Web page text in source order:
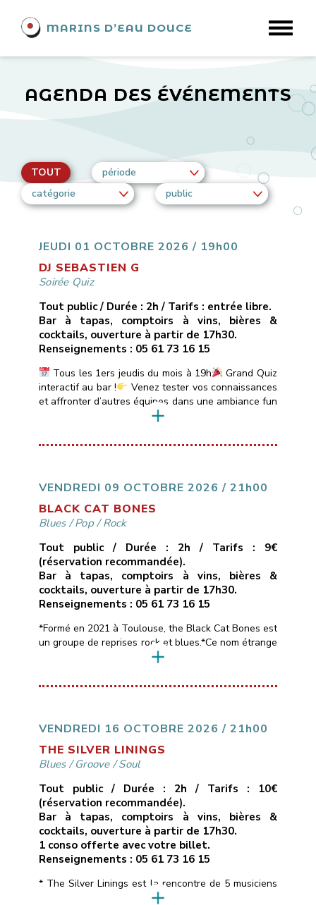
MARINS D’EAU DOUCE
AGENDA DES ÉVÉNEMENTS
TOUT
période
catégorie
public
JEUDI 01 OCTOBRE 2026 / 19h00
DJ SEBASTIEN G
Soirée Quiz
Tout public / Durée : 2h / Tarifs : entrée libre.
Bar à tapas, comptoirs à vins, bières &
cocktails, ouverture à partir de 17h30.
Renseignements : 05 61 73 16 15
Tous les 1ers jeudis du mois à 19h
Grand Quiz
interactif au bar !
Venez tester vos connaissances
et affronter d’autres équipes dans une ambiance fun
Quiz animé par DJ Sébastien avec
programme :Sessions de 20 min sur des thèmes
VENDREDI 09 OCTOBRE 2026 / 21h00
BLACK CAT BONES
Blues/Pop/Rock
Tout public / Durée : 2h / Tarifs : 9€
(réservation recommandée).
Bar à tapas, comptoirs à vins, bières &
cocktails, ouverture à partir de 17h30.
Renseignements : 05 61 73 16 15
*Formé en 2021 à Toulouse, the Black Cat Bones est
un groupe de reprises rock et blues.*Ce nom étrange
est emprunté aux paroles d’une chanson de Muddy
référence commune aux 4 membres du groupe
VENDREDI 16 OCTOBRE 2026 / 21h00
THE SILVER LININGS
Blues/Groove/Soul
Tout public / Durée : 2h / Tarifs : 10€
(réservation recommandée).
Bar à tapas, comptoirs à vins, bières &
cocktails, ouverture à partir de 17h30.
1 conso offerte avec votre billet.
Renseignements : 05 61 73 16 15
* The Silver Linings est la rencontre de 5 musiciens
de la région toulousaine qui soignent leur identité